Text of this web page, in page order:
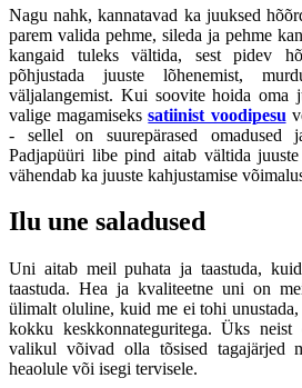
Nagu nahk, kannatavad ka juuksed
parem valida pehme, sileda ja pehme
kangaid tuleks vältida, sest pidev
põhjustada juuste lõhenemist,
väljalangemist. Kui soovite hoida oma
valige magamisekssatiinist voodipesu
- sellel on suurepärased omadused
Padjapüüri libe pind aitab vältida
vähendab ka juuste kahjustamise
Ilu une saladused
Uni aitab meil puhata ja taastuda,
taastuda. Hea ja kvaliteetne uni on
ülimalt oluline, kuid me ei tohi
kokku keskkonnateguritega. Üks
valikul võivad olla tõsised tagajärjed
heaolule või isegi tervisele.